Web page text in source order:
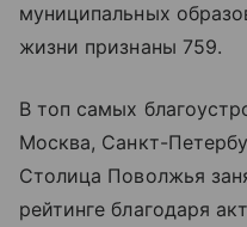
муниципальных
жизни признаны 759.
В топ самых
Москва, Санкт-
Столица Поволжья
рейтинге благодаря